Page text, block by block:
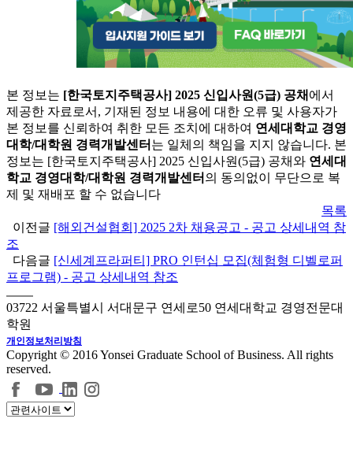
본 정보는 [한국토지주택공사] 2025 신입사원(5급) 공채 에서
제공한 자료로서, 기재된 정보 내용에 대한 오류 및 사용자가
본 정보를 신뢰하여 취한 모든 조치에 대하여 연세대학교 경영
대학/대학원 경력개발센터 는 일체의 책임을 지지 않습니다. 본
정보는 [한국토지주택공사] 2025 신입사원(5급) 공채와 연세대
학교 경영대학/대학원 경력개발센터 의 동의없이 무단으로 복
제 및 재배포 할 수 없습니다
목록
이전글 [해외건설협회] 2025 2차 채용공고 - 공고 상세내역 참
조
다음글 [신세계프라퍼티] PRO 인턴십 모집(체험형 디벨로퍼
프로그램) - 공고 상세내역 참조
03722 서울특별시 서대문구 연세로50 연세대학교 경영전문대
학원
개인정보처리방침
Copyright © 2016 Yonsei Graduate School of Business. All rights
reserved.